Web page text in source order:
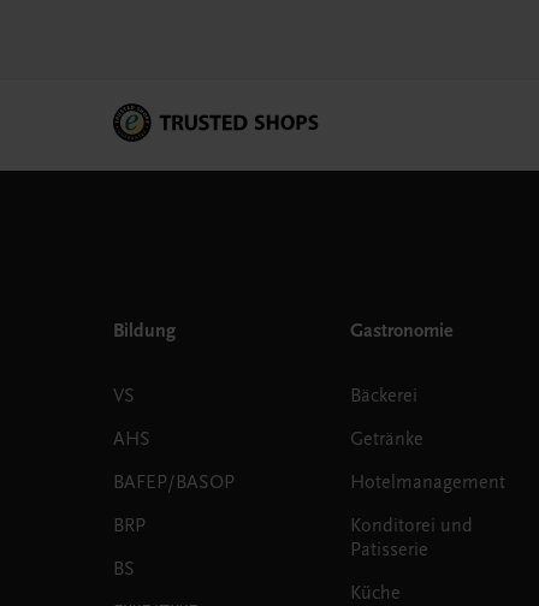
Bildung
VS
AHS
BAFEP/BASOP
BRP
BS
Gastronomie
Bäckerei
Getränke
Hotelmanagement
Konditorei und
Patisserie
Küche